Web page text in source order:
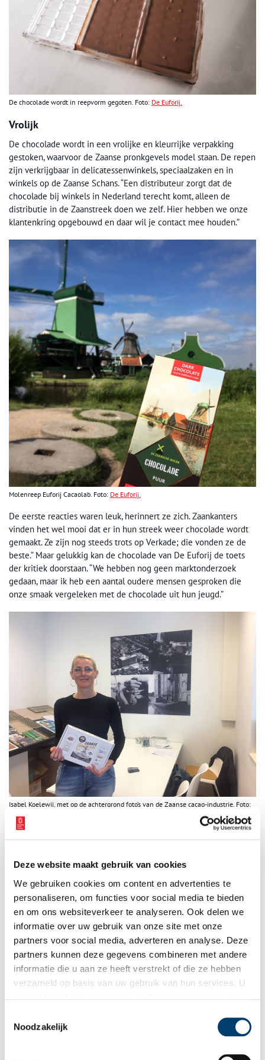
Deze website maakt gebruik van cookies
We gebruiken cookies om content en advertenties te
personaliseren, om functies voor social media te bieden
en om ons websiteverkeer te analyseren. Ook delen we
informatie over uw gebruik van onze site met onze
partners voor social media, adverteren en analyse. Deze
partners kunnen deze gegevens combineren met andere
informatie die u aan ze heeft verstrekt of die ze hebben
verzameld op basis van uw gebruik van hun services. U
Noodzakelijk
De chocolade wordt in reepvorm gegoten. Foto: De Euforij.
Vrolijk
De chocolade wordt in een vrolijke en kleurrijke verpakking
gestoken, waarvoor de Zaanse pronkgevels model staan. De repen
zijn verkrijgbaar in delicatessenwinkels, speciaalzaken en in
winkels op de Zaanse Schans. “Een distributeur zorgt dat de
chocolade bij winkels in Nederland terecht komt, alleen de
distributie in de Zaanstreek doen we zelf. Hier hebben we onze
klantenkring opgebouwd en daar wil je contact mee houden.”
Molenreep Euforij Cacaolab. Foto: De Euforij.
De eerste reacties waren leuk, herinnert ze zich. Zaankanters
vinden het wel mooi dat er in hun streek weer chocolade wordt
gemaakt. Ze zijn nog steeds trots op Verkade; die vonden ze de
beste.” Maar gelukkig kan de chocolade van De Euforij de toets
der kritiek doorstaan. “We hebben nog geen marktonderzoek
gedaan, maar ik heb een aantal oudere mensen gesproken die
onze smaak vergeleken met de chocolade uit hun jeugd.”
Isabel Koelewij, met op de achtergrond foto’s van de Zaanse cacao-industrie. Foto:
Brokken van een kilo
ook brokken met hazelnoten en nog veel meer. “Die brokken
maken we samen met de eigenaar van een gerenommeerd
notenbedrijf in Amsterdam-Zuid, dat zelf zijn noten inkoopt en
brandt.”
“Op die manier hebben we nieuwe brokken ontwikkeld naar
Australisch recept: een rocky road browny. Daar gaat van alles in:
hazelnoten, amandelen, pistachenoten, gedroogde cranberries,
mini-marshmellows, en daar overheen wat kokos.”
glimlach. “De brokken verkopen we vooral via onze webshop, die
we hebben geopend in coronatijd. Zo kunnen mensen toch onze